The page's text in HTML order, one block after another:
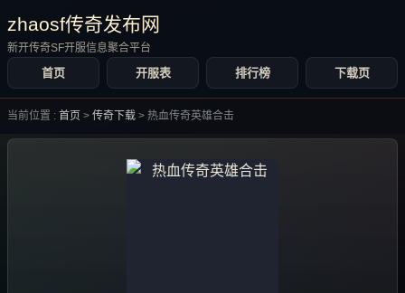
zhaosf传奇发布网
新开传奇SF开服信息聚合平台
首页 开服表 排行榜 下载页
当前位置 : 首页 > 传奇下载 > 热血传奇英雄合击